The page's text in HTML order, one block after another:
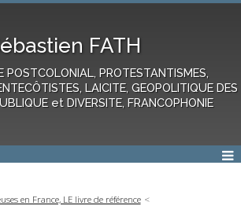
FATH
POSTCOLONIAL, PROTESTANTISMES,
LAICITE, GEOPOLITIQUE DES
et DIVERSITE, FRANCOPHONIE
en France, LE livre de référence